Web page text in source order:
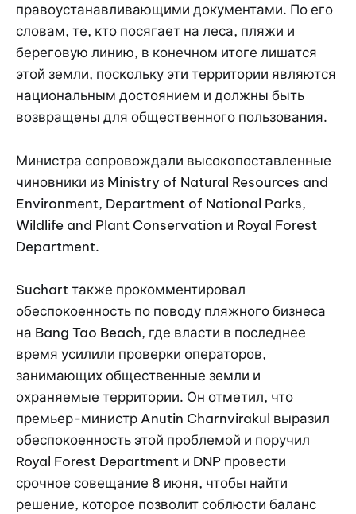
правоустанавливающими документами. По его
словам, те, кто посягает на леса, пляжи и
береговую линию, в конечном итоге лишатся
этой земли, поскольку эти территории являются
национальным достоянием и должны быть
возвращены для общественного пользования.
Министра сопровождали высокопоставленные
чиновники из Ministry of Natural Resources and
Environment, Department of National Parks,
Wildlife and Plant Conservation и Royal Forest
Department.
Suchart также прокомментировал
обеспокоенность по поводу пляжного бизнеса
на Bang Tao Beach, где власти в последнее
время усилили проверки операторов,
занимающих общественные земли и
охраняемые территории. Он отметил, что
премьер-министр Anutin Charnvirakul выразил
обеспокоенность этой проблемой и поручил
Royal Forest Department и DNP провести
срочное совещание 8 июня, чтобы найти
решение, которое позволит соблюсти баланс